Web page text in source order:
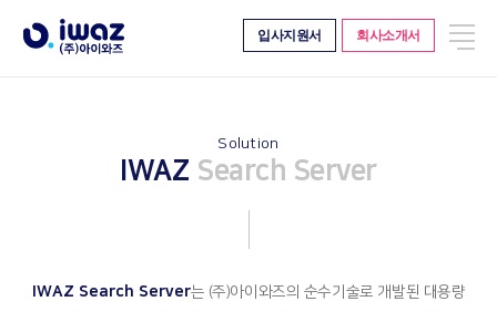
회사소개서
입사지원서
전
체
About
Confirmation
Work
Solution
IWAZ Search Server
IWAZ Search Server는 (주)아이와즈의 순수기술로 개발된 대용량